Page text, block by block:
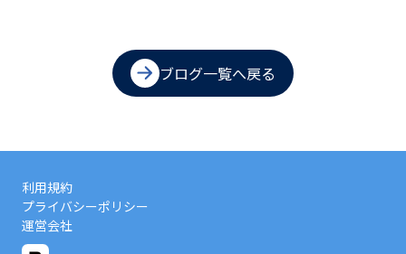
ブログ一覧へ戻る
利用規約
プライバシーポリシー
運営会社